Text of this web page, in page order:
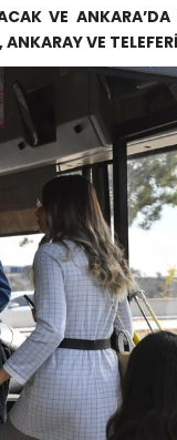
VE
VE